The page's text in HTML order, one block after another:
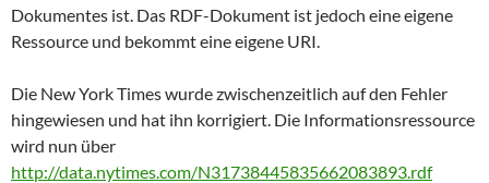
Dokumentes ist. Das RDF-Dokument ist jedoch eine eigene
Ressource und bekommt eine eigene URI.
Die New York Times wurde zwischenzeitlich auf den Fehler
hingewiesen und hat ihn korrigiert. Die Informationsressource
wird nun über
http://data.nytimes.com/N31738445835662083893.rdf